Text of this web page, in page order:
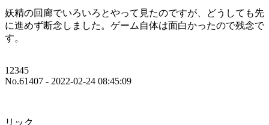
妖精の回廊でいろいろとやって見たのですが、どうしても先
に進めず断念しました。ゲーム自体は面白かったので残念で
す。
12345
No.61407 - 2022-02-24 08:45:09
リック